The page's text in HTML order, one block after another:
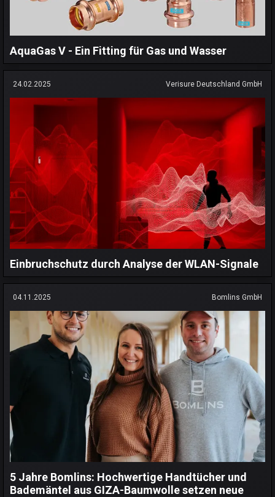
AquaGas V - Ein Fitting für Gas und Wasser
24.02.2025 Verisure Deutschland GmbH
Einbruchschutz durch Analyse der WLAN-Signale
04.11.2025 Bomlins GmbH
5 Jahre Bomlins: Hochwertige Handtücher und
Bademäntel aus GIZA-Baumwolle setzen neue